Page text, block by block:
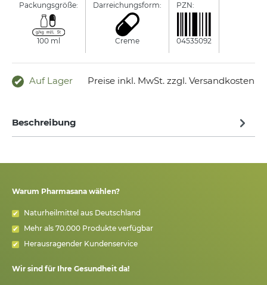
Packungsgröße:
100 ml
Darreichungsform:
Creme
PZN:
04535092
Auf Lager Preise inkl. MwSt. zzgl. Versandkosten
Beschreibung
Warum Pharmasana wählen?
Naturheilmittel aus Deutschland
Mehr als 70.000 Produkte verfügbar
Herausragender Kundenservice
Wir sind für Ihre Gesundheit da!